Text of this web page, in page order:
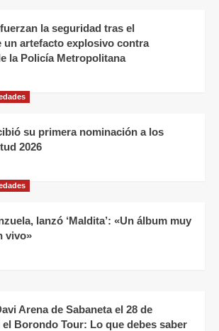
la seguridad tras el
un artefacto explosivo contra
la Policía Metropolitana
su primera nominación a los
2026
lanzó ‘Maldita’: «Un álbum muy
vivo»
Arena de Sabaneta el 28 de
Borondo Tour: Lo que debes saber